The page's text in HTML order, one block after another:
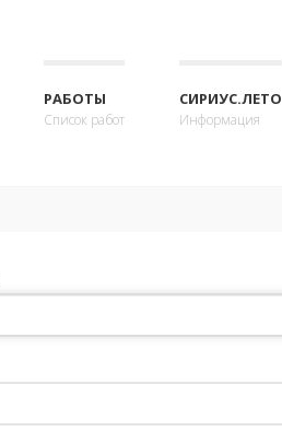
РАБОТЫ
Список работ
СИРИУС.ЛЕТО
Информация